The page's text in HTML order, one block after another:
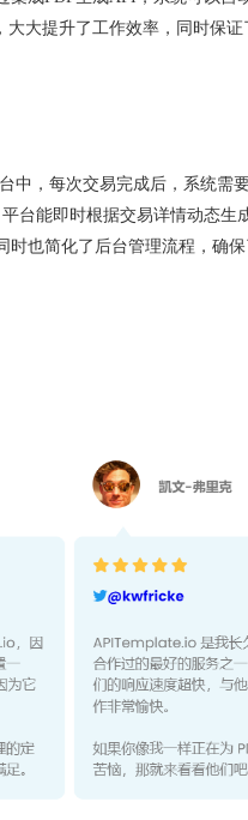
大大提升了工作效率，同时保
中，每次交易完成后，系统需
台能即时根据交易详情动态生
时也简化了后台管理流程，确